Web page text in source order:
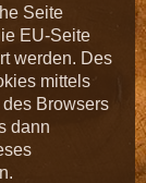
Seite
EU-Seite
werden. Des
mittels
Browsers
dann